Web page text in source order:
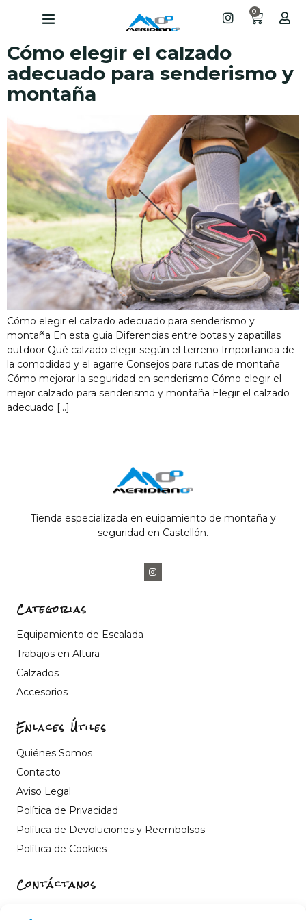
0
Cómo elegir el calzado
adecuado para senderismo y
montaña
Cómo elegir el calzado adecuado para senderismo y
montaña En esta guia Diferencias entre botas y zapatillas
outdoor Qué calzado elegir según el terreno Importancia de
la comodidad y el agarre Consejos para rutas de montaña
Cómo mejorar la seguridad en senderismo Cómo elegir el
mejor calzado para senderismo y montaña Elegir el calzado
adecuado […]
Tienda especializada en euipamiento de montaña y
seguridad en Castellón.
Categorias
Equipamiento de Escalada
Trabajos en Altura
Calzados
Accesorios
Enlaces Útiles
Quiénes Somos
Contacto
Aviso Legal
Política de Privacidad
Política de Devoluciones y Reembolsos
Política de Cookies
Contáctanos